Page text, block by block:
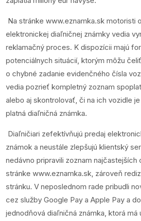
Na stránke www.eznamka.sk motoristi
elektronickej diaľničnej známky vedia
reklamačný proces. K dispozícii majú
potenciálnych situácií, ktorým môžu
o chybné zadanie evidenčného čísla
vedia pozrieť kompletný zoznam
alebo aj skontrolovať, či na ich vozidle
platná diaľničná známka.
Diaľničiari zefektívňujú predaj
známok a neustále zlepšujú klientský
nedávno pripravili zoznam najčastejších
stránke www.eznamka.sk, zároveň
stránku. V neposlednom rade pribudli
cez služby Google Pay a Apple Pay a
jednodňová diaľničná známka, ktorá má